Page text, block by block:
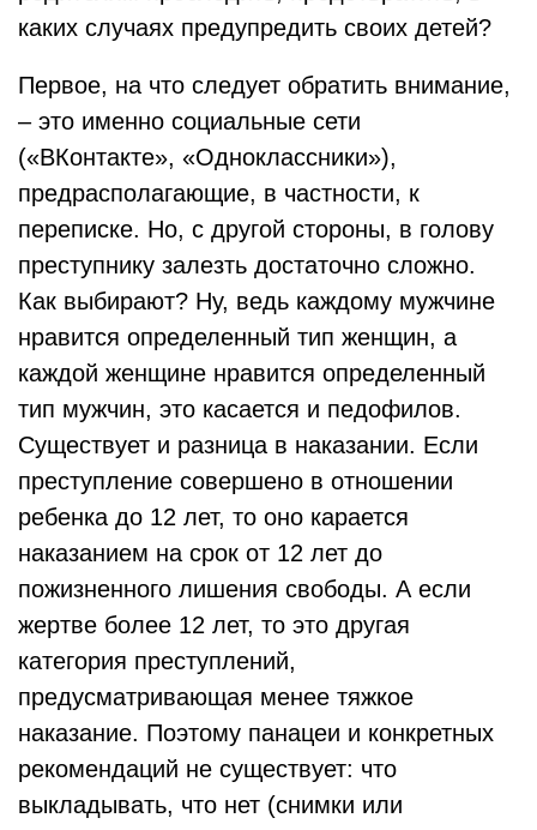
каких случаях предупредить своих детей?
Первое, на что следует обратить внимание,
– это именно социальные сети
(«ВКонтакте», «Одноклассники»),
предрасполагающие, в частности, к
переписке. Но, с другой стороны, в голову
преступнику залезть достаточно сложно.
Как выбирают? Ну, ведь каждому мужчине
нравится определенный тип женщин, а
каждой женщине нравится определенный
тип мужчин, это касается и педофилов.
Существует и разница в наказании. Если
преступление совершено в отношении
ребенка до 12 лет, то оно карается
наказанием на срок от 12 лет до
пожизненного лишения свободы. А если
жертве более 12 лет, то это другая
категория преступлений,
предусматривающая менее тяжкое
наказание. Поэтому панацеи и конкретных
рекомендаций не существует: что
выкладывать, что нет (снимки или